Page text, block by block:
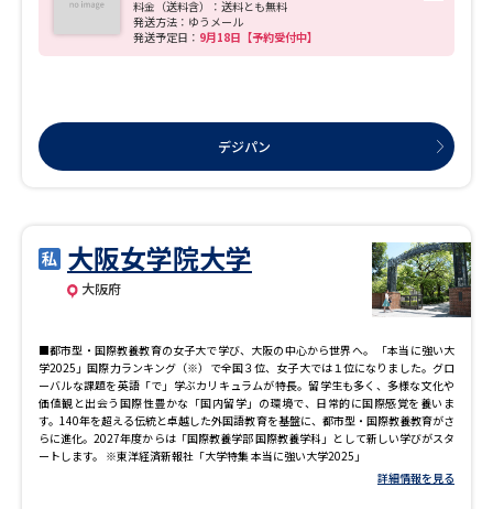
料金（送料含）：送料とも無料
発送方法：ゆうメール
発送予定日： 9月18日【予約受付中】
デジパン
大阪女学院大学
大阪府
■都市型・国際教養教育の女子大で学び、大阪の中心から世界へ。 「本当に強い大
学2025」国際力ランキング（※）で全国３位、女子大では１位になりました。グロ
ーバルな課題を英語「で」学ぶカリキュラムが特長。留学生も多く、多様な文化や
価値観と出会う国際性豊かな「国内留学」の環境で、日常的に国際感覚を養いま
す。140年を超える伝統と卓越した外国語教育を基盤に、都市型・国際教養教育がさ
らに進化。2027年度からは「国際教養学部 国際教養学科」として新しい学びがスタ
ートします。 ※東洋経済新報社「大学特集 本当に強い大学2025」
詳細情報を見る